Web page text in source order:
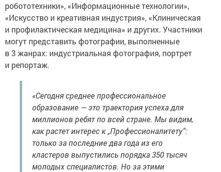
робототехники», «Информационные технологии»,
«Искусство и креативная индустрия», «Клиническая
и профилактическая медицина» и других. Участники
могут представить фотографии, выполненные
в 3 жанрах: индустриальная фотография, портрет
и репортаж.
«Сегодня среднее профессиональное
образование — это траектория успеха для
миллионов ребят по всей стране. Мы видим,
как растет интерес к „Профессионалитету“:
только за последние два года из его
кластеров выпустились порядка 350 тысяч
молодых специалистов. Но за этими